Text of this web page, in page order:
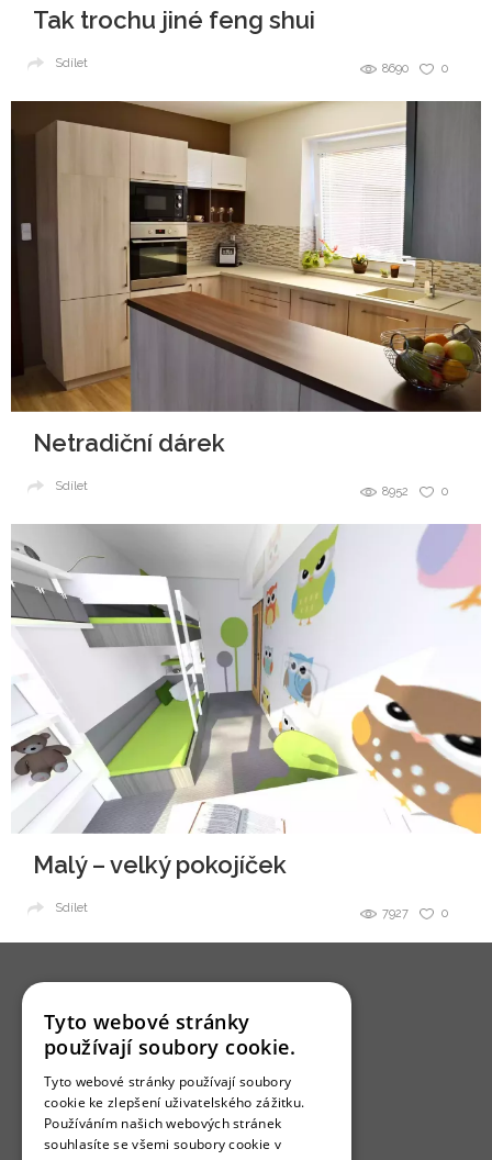
Tak trochu jiné feng shui
0
8690
Sdílet
Netradiční dárek
0
8952
Sdílet
Malý – velký pokojíček
0
7927
Sdílet
Bydlo programy
Jak se zapojit?
Tyto webové stránky
používají soubory cookie.
Tyto webové stránky používají soubory
cookie ke zlepšení uživatelského zážitku.
Používáním našich webových stránek
souhlasíte se všemi soubory cookie v